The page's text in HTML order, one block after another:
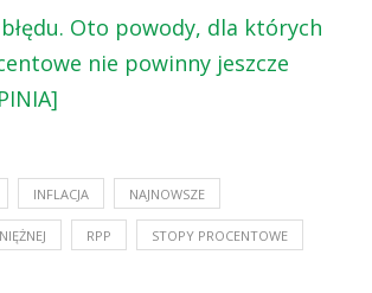
Oto powody, dla których
nie powinny jeszcze
INFLACJA NAJNOWSZE
RPP STOPY PROCENTOWE